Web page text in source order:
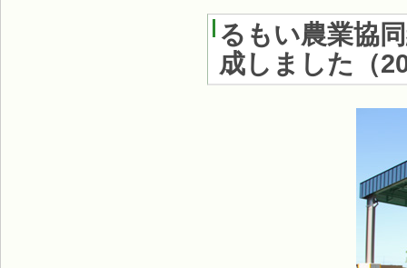
るもい農業協
成しました （